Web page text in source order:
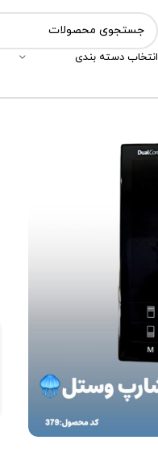
انتخاب دسته بندی